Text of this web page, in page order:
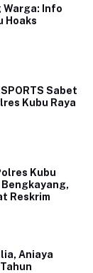
Warga: Info
Hoaks
Sabet
Kubu Raya
Kubu
Bengkayang,
Reskrim
Aniaya